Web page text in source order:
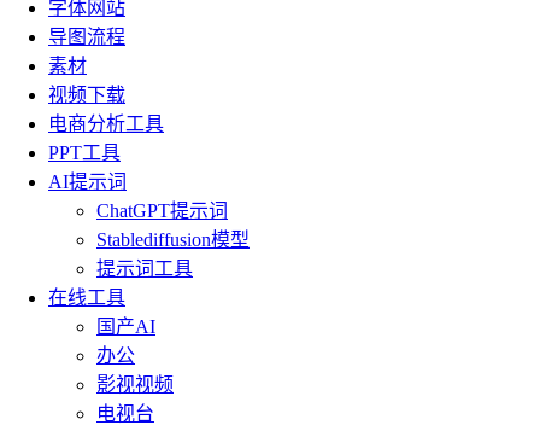
字体网站
导图流程
素材
视频下载
电商分析工具
PPT工具
AI提示词
ChatGPT提示词
Stablediffusion模型
提示词工具
在线工具
国产AI
办公
影视视频
电视台